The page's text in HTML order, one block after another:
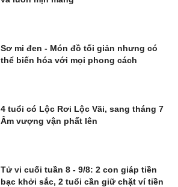
Sơ mi đen - Món đồ tối giản nhưng có
thể biến hóa với mọi phong cách
4 tuổi có Lộc Rơi Lộc Vãi, sang tháng 7
Âm vượng vận phất lên
Tử vi cuối tuần 8 - 9/8: 2 con giáp tiền
bạc khởi sắc, 2 tuổi cần giữ chặt ví tiền